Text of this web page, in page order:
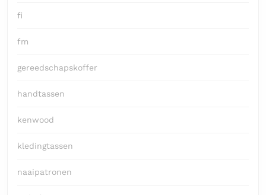
fi
fm
gereedschapskoffer
handtassen
kenwood
kledingtassen
naaipatronen